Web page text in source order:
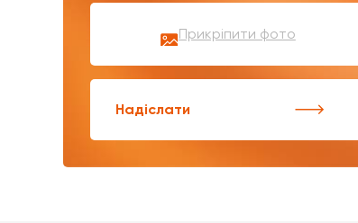
Прикріпити фото
Надіслати